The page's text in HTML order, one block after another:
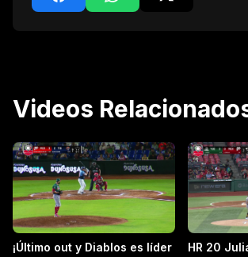
Videos
¡Último out y Diablos es líder
HR 20